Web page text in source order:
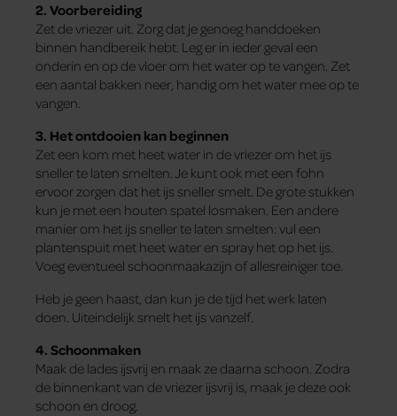
2. Voorbereiding
Zet de vriezer uit. Zorg dat je genoeg handdoeken
binnen handbereik hebt. Leg er in ieder geval een
onderin en op de vloer om het water op te vangen. Zet
een aantal bakken neer, handig om het water mee op te
vangen.
3. Het ontdooien kan beginnen
Zet een kom met heet water in de vriezer om het ijs
sneller te laten smelten. Je kunt ook met een fohn
ervoor zorgen dat het ijs sneller smelt. De grote stukken
kun je met een houten spatel losmaken. Een andere
manier om het ijs sneller te laten smelten: vul een
plantenspuit met heet water en spray het op het ijs.
Voeg eventueel schoonmaakazijn of allesreiniger toe.
Heb je geen haast, dan kun je de tijd het werk laten
doen. Uiteindelijk smelt het ijs vanzelf.
4. Schoonmaken
Maak de lades ijsvrij en maak ze daarna schoon. Zodra
de binnenkant van de vriezer ijsvrij is, maak je deze ook
schoon en droog.